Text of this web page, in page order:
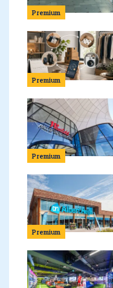
Premium
Premium
Premium
Premium